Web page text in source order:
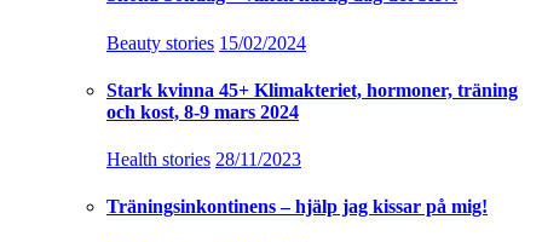
Beauty stories 15/02/2024
Stark kvinna 45+ Klimakteriet, hormoner, träning
och kost, 8-9 mars 2024
Health stories 28/11/2023
Träningsinkontinens – hjälp jag kissar på mig!